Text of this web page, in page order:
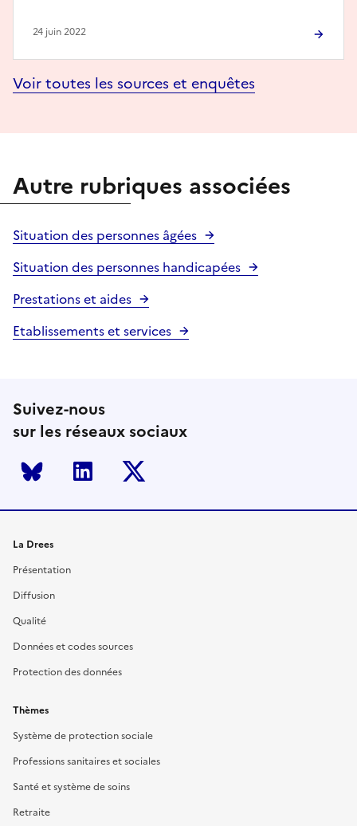
24 juin 2022
Voir toutes les sources et enquêtes
Autre rubriques associées
Situation des personnes âgées
Situation des personnes handicapées
Prestations et aides
Etablissements et services
Suivez-nous
sur les réseaux sociaux
Bluesky LinkedIn
La Drees
Présentation
Diffusion
Qualité
Données et codes sources
Protection des données
Thèmes
Système de protection sociale
Professions sanitaires et sociales
Santé et système de soins
Retraite